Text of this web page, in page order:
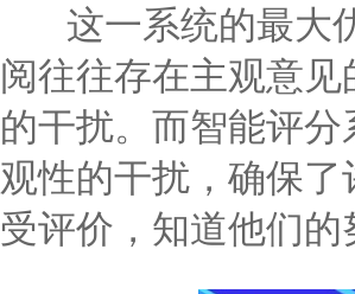
这一系统的最大优
阅往往存在主观意
的干扰。而智能评
观性的干扰，确保
受评价，知道他们